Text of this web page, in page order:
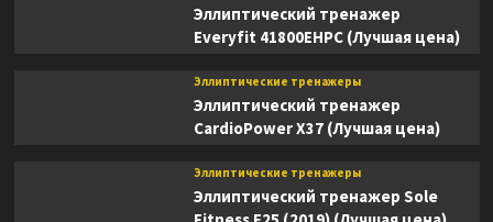
Эллиптический тренажер
Everyfit 41800EHPC (Лучшая цена)
Эллиптические тренажеры
Эллиптический тренажер
CardioPower X37 (Лучшая цена)
Эллиптические тренажеры
Эллиптический тренажер Sole